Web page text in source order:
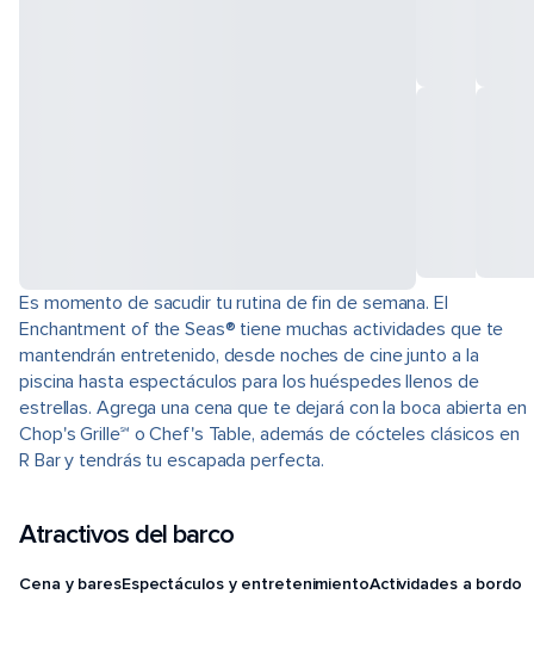
Es momento de sacudir tu rutina de fin de semana. El
Enchantment of the Seas® tiene muchas actividades que te
mantendrán entretenido, desde noches de cine junto a la
piscina hasta espectáculos para los huéspedes llenos de
estrellas. Agrega una cena que te dejará con la boca abierta en
Chop's Grille℠ o Chef's Table, además de cócteles clásicos en
R Bar y tendrás tu escapada perfecta.
Atractivos del barco
Cena y baresEspectáculos y entretenimientoActividades a bordo